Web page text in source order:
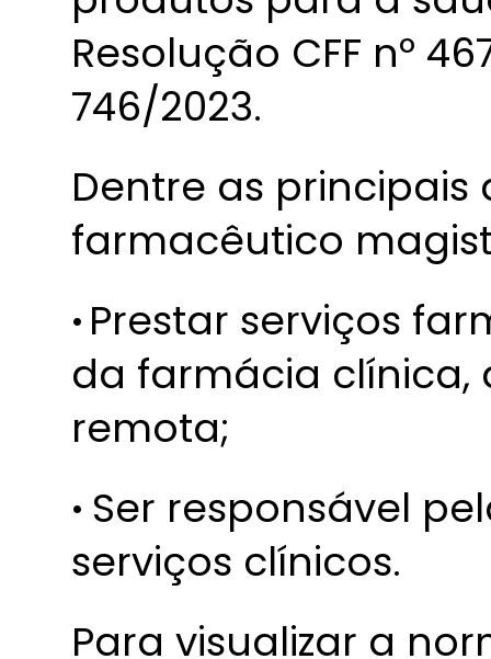
Resolução CFF nº
746/2023.
Dentre as
farmacêutico
·Prestar serviços
da farmácia
remota;
· Ser responsável
serviços clínicos.
Para visualizar a